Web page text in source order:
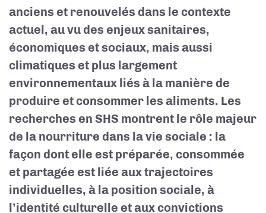
anciens et renouvelés dans le contexte
actuel, au vu des enjeux sanitaires,
économiques et sociaux, mais aussi
climatiques et plus largement
environnementaux liés à la manière de
produire et consommer les aliments. Les
recherches en SHS montrent le rôle majeur
de la nourriture dans la vie sociale : la
façon dont elle est préparée, consommée
et partagée est liée aux trajectoires
individuelles, à la position sociale, à
l’identité culturelle et aux convictions